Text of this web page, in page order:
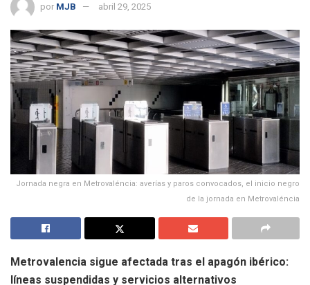
por MJB abril 29, 2025
Jornada negra en Metrovaléncia: averías y paros convocados, el inicio negro
de la jornada en Metrovaléncia
Metrovalencia sigue afectada tras el apagón ibérico:
líneas suspendidas y servicios alternativos